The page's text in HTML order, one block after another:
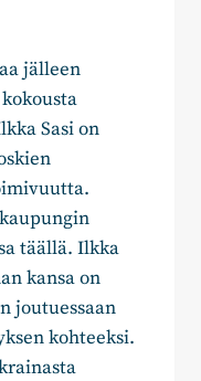
jälleen
Sasi on
täällä. Ilkka
kansa on
joutuessaan
kohteeksi.